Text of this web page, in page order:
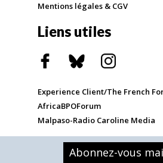
Mentions légales & CGV
Liens utiles
Experience Client/The French
AfricaBPOForum
Malpaso-Radio Caroline Media
Abonnez-vous